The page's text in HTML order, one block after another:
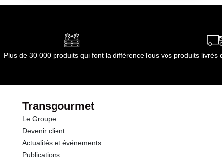
Glucides
C
par le(s) fournisseur(s) de Transgourmet
Opérations
Plus de 30 000 produits qui font la différenceTous vos produits livrés
Transgourmet
Le Groupe
Devenir client
Actualités et événements
Publications